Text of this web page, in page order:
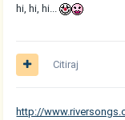
hi, hi, hi...
Citiraj
http://